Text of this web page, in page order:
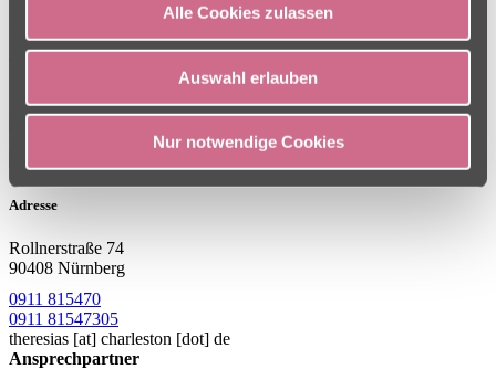
Alle Cookies zulassen
Auswahl erlauben
Nur notwendige Cookies
Zuhause findet. Wir binden die Lebensgewohnheiten in den Pflege-
und Betreuungsprozess ein. Unterstützt wird dies in allen
Einrichtungen durch das Leben von heimatgebundenen, regionalen
Adresse
Rollnerstraße 74
90408 Nürnberg
0911 815470
0911 81547305
theresias [at] charleston [dot] de
Ansprechpartner